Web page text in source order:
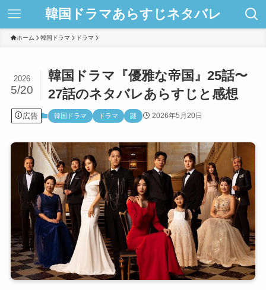
韓国ドラマあらすじネタバレ
ホーム 韓国ドラマ ドラマ
韓国ドラマ『優雅な帝国』25話〜
27話のネタバレあらすじと感想
2026
5/20
広告 韓国ドラマ ドラマ 謎 2026年5月20日